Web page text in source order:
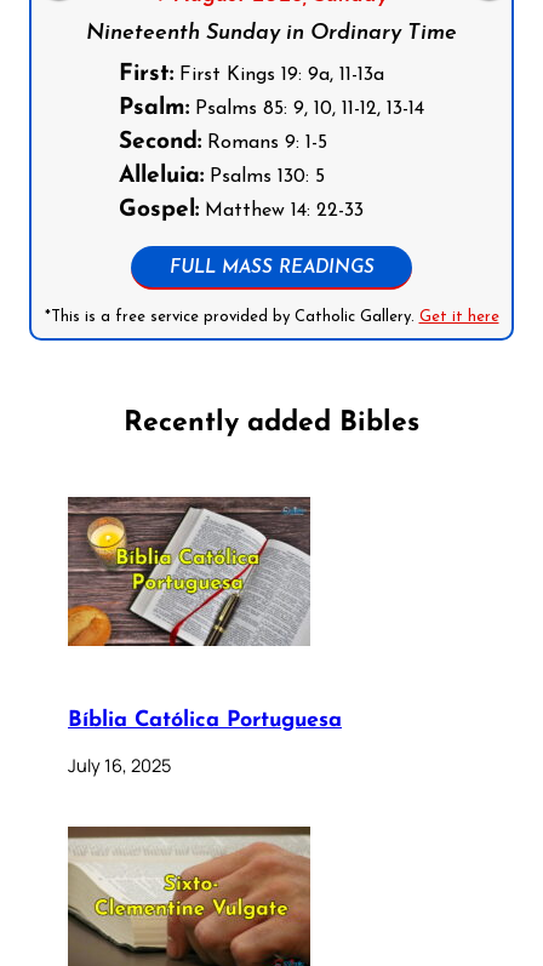
Nineteenth Sunday in Ordinary Time
First: First Kings 19: 9a, 11-13a
Psalm: Psalms 85: 9, 10, 11-12, 13-14
Second: Romans 9: 1-5
Alleluia: Psalms 130: 5
Gospel: Matthew 14: 22-33
FULL MASS READINGS
*This is a free service provided by Catholic Gallery. Get it here
Recently added Bibles
Bíblia Católica Portuguesa
July 16, 2025